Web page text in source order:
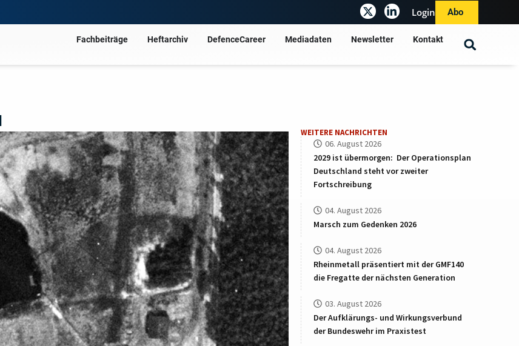
Login Abo
Fachbeiträge Heftarchiv DefenceCareer Mediadaten Newsletter Kontakt
WEITERE NACHRICHTEN
06. August 2026
2029 ist übermorgen: Der Operationsplan
Deutschland steht vor zweiter
Fortschreibung
04. August 2026
Marsch zum Gedenken 2026
04. August 2026
Rheinmetall präsentiert mit der GMF140
die Fregatte der nächsten Generation
03. August 2026
Der Aufklärungs- und Wirkungsverbund
der Bundeswehr im Praxistest